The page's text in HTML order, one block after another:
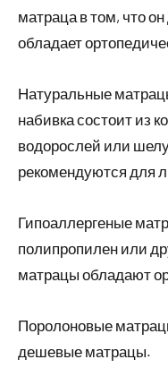
матраца в том, что
обладает
Натуральные
набивка состоит из
водорослей или
рекомендуются для
Гипоаллергеные
полипропилен или
матрацы обладают
Поролоновые
дешевые матрацы.